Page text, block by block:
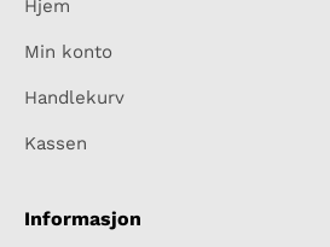
Hjem
Min konto
Handlekurv
Kassen
Informasjon